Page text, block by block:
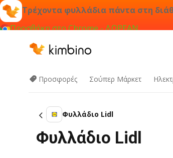
Τρέχοντα φυλλάδια πάντα στη
Προσθήκη στο Chrome - ΔΩΡΕΑΝ
Προσφορές Σούπερ Μάρκετ
Φυλλάδιο Lidl
Φυλλάδιο Lidl